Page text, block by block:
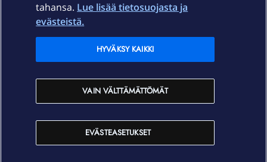
Ajankohtaista
Elisa Oyj
In English
tahansa. Lue lisää tietosuojasta ja
evästeistä.
EVÄSTEASETUKSET
VAIN VÄLTTÄMÄTTÖMÄT
HYVÄKSY KAIKKI